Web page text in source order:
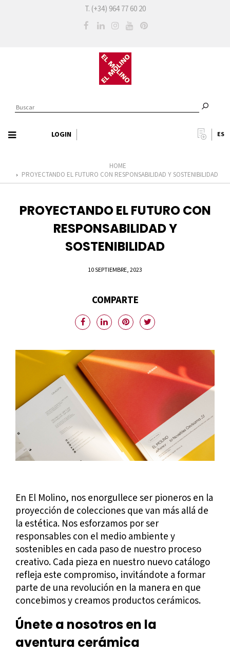
T. (+34) 964 77 60 20
ES
LOGIN
HOME
› PROYECTANDO EL FUTURO CON RESPONSABILIDAD Y SOSTENIBILIDAD
PROYECTANDO EL FUTURO CON
RESPONSABILIDAD Y
SOSTENIBILIDAD
10 SEPTIEMBRE, 2023
COMPARTE
En El Molino, nos enorgullece ser pioneros en la
proyección de colecciones que van más allá de
la estética. Nos esforzamos por ser
responsables con el medio ambiente y
sostenibles en cada paso de nuestro proceso
creativo. Cada pieza en nuestro nuevo catálogo
refleja este compromiso, invitándote a formar
parte de una revolución en la manera en que
concebimos y creamos productos cerámicos.
Únete a nosotros en la
aventura cerámica